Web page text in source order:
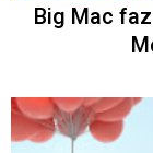
Big Mac